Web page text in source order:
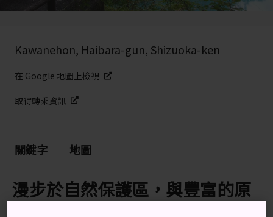
Kawanehon, Haibara-gun, Shizuoka-ken
在 Google 地圖上檢視
取得轉乘資訊
關鍵字 地圖
漫步於自然保護區，與豐富的原